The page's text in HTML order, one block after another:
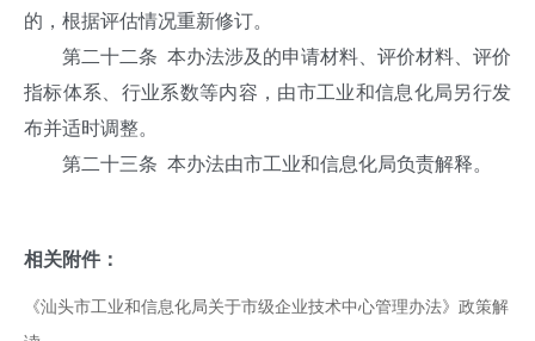
的，根据评估情况重新修订。
第二十二条 本办法涉及的申请材料、评价材料、评价
指标体系、行业系数等内容，由市工业和信息化局另行发
布并适时调整。
第二十三条 本办法由市工业和信息化局负责解释。
相关附件：
《汕头市工业和信息化局关于市级企业技术中心管理办法》政策解